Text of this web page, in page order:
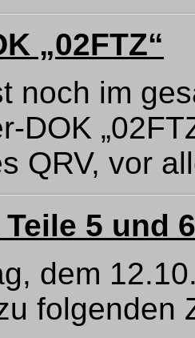
„02FTZ“
noch im
DOK
QRV, vor
5 und 6
dem
folgenden